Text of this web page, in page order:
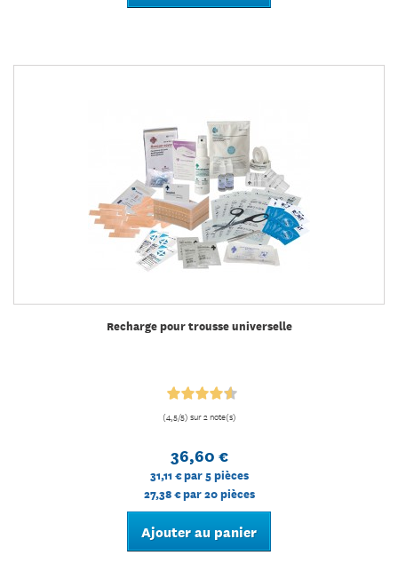
Recharge pour trousse universelle
(4,5/5) sur 2 note(s)
36,60 €
31,11 €par 5 pièces
27,38 €par 20 pièces
Ajouter au panier